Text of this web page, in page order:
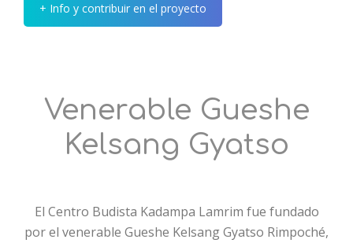
+ Info y contribuir en el proyecto
Venerable Gueshe
Kelsang Gyatso
El Centro Budista Kadampa Lamrim fue fundado
por el venerable Gueshe Kelsang Gyatso Rimpoché,